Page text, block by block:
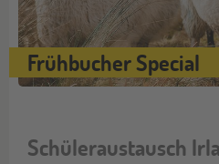
Frühbucher Special
Schüleraustausch